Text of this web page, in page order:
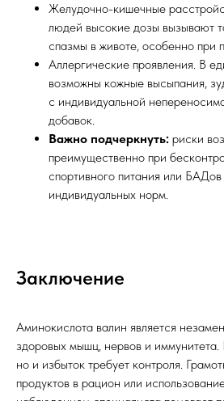
Желудочно-кишечные
людей высокие дозы вызывают
спазмы в животе, особенно при
Аллергические проявления. В
возможны кожные высыпания,
с индивидуальной
добавок.
Важно подчеркнуть: риски
преимущественно при
спортивного питания или БАДов
индивидуальных норм.
Заключение
Аминокислота валин является
здоровых мышц, нервов и иммунитета.
но и избыток требует контроля.
продуктов в рацион или